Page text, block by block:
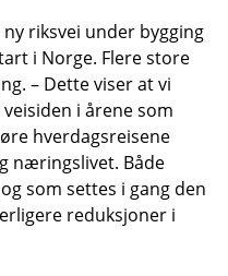
riksvei under bygging
i Norge. Flere store
– Dette viser at vi
i årene som
hverdagsreisene
næringslivet. Både
som settes i gang den
reduksjoner i